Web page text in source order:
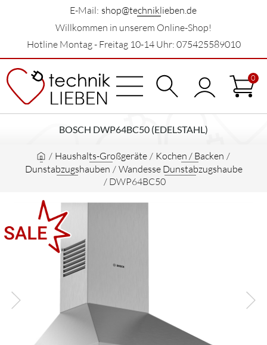
E-Mail: shop@techniklieben.de
Willkommen in unserem Online-Shop!
Hotline Montag - Freitag 10-14 Uhr: 075425589010
0
BOSCH DWP64BC50 (EDELSTAHL)
/ Haushalts-Großgeräte / Kochen / Backen /
Dunstabzugshauben / Wandesse Dunstabzugshaube
/ DWP64BC50